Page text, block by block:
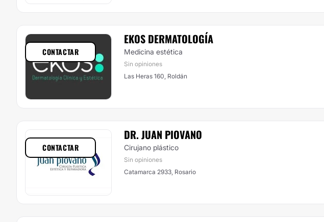
EKOS DERMATOLOGÍA
Medicina estética
Sin opiniones
Las Heras 160, Roldán
CONTACTAR
DR. JUAN PIOVANO
Cirujano plástico
Sin opiniones
Catamarca 2933, Rosario
CONTACTAR